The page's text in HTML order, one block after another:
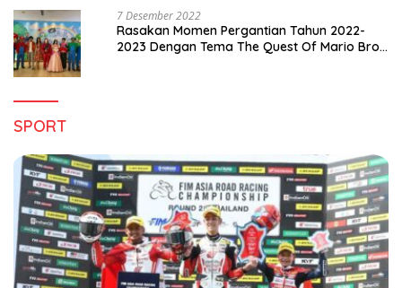
7 Desember 2022
Rasakan Momen Pergantian Tahun 2022-
2023 Dengan Tema The Quest Of Mario Bros
SPORT